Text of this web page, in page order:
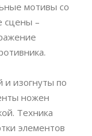
мотивы со
сцены –
изогнуты по
ножен
Техника
элементов